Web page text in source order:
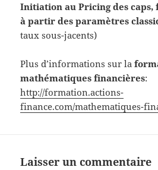
Initiation au Pricing des caps,
à partir des paramètres
taux sous-jacents)
Plus d’informations sur la
mathématiques financières:
http://formation.actions-
finance.com/mathematiques-
Laisser un commentaire